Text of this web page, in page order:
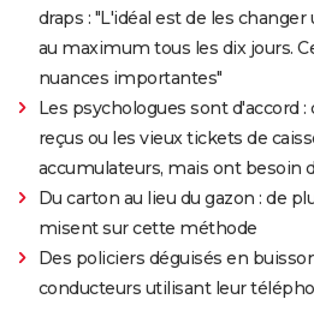
draps : "L'idéal est de les
au maximum tous les dix jours.
nuances importantes"
Les psychologues sont d'accord
reçus ou les vieux tickets de
accumulateurs, mais ont besoin
Du carton au lieu du gazon : de
misent sur cette méthode
Des policiers déguisés en
conducteurs utilisant leur